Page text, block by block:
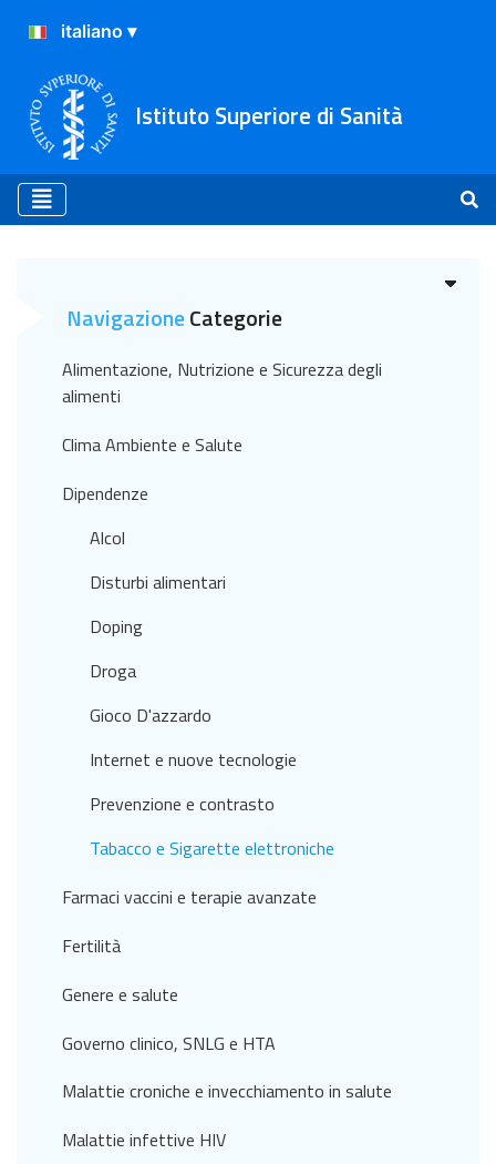
Istituto Superiore di Sanità
NavigazioneCategorie
Alimentazione, Nutrizione e Sicurezza degli
alimenti
Clima Ambiente e Salute
Dipendenze
Alcol
Disturbi alimentari
Doping
Droga
Gioco D'azzardo
Internet e nuove tecnologie
Prevenzione e contrasto
Tabacco e Sigarette elettroniche
Farmaci vaccini e terapie avanzate
Fertilità
Genere e salute
Governo clinico, SNLG e HTA
Malattie croniche e invecchiamento in salute
Malattie infettive HIV